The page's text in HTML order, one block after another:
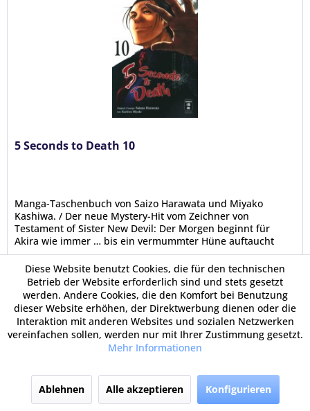
5 Seconds to Death 10
Manga-Taschenbuch von Saizo Harawata und Miyako
Kashiwa. / Der neue Mystery-Hit vom Zeichner von
Testament of Sister New Devil: Der Morgen beginnt für
Akira wie immer … bis ein vermummter Hüne auftaucht
und ihm auf offener Straße ans...
7,50 €
In den Warenkorb
Diese Website benutzt Cookies, die für den technischen
Betrieb der Website erforderlich sind und stets gesetzt
werden. Andere Cookies, die den Komfort bei Benutzung
dieser Website erhöhen, der Direktwerbung dienen oder die
Interaktion mit anderen Websites und sozialen Netzwerken
vereinfachen sollen, werden nur mit Ihrer Zustimmung gesetzt.
Mehr Informationen
Ablehnen Alle akzeptieren Konfigurieren